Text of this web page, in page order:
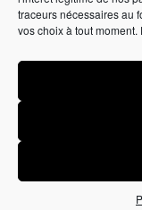
traceurs nécessaires au
vos choix à tout
Politique de
Site